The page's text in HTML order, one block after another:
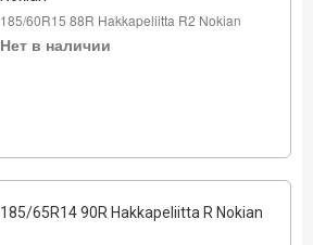
185/60R15 88R Hakkapeliitta R2 Nokian
Нет в наличии
185/65R14 90R Hakkapeliitta R Nokian